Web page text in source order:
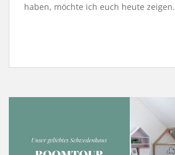
haben, möchte ich euch heute zeigen.